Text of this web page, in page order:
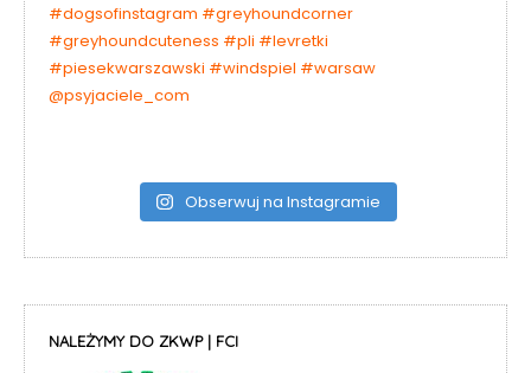
Obserwuj na Instagramie
NALEŻYMY DO ZKWP | FCI